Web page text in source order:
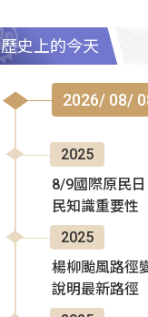
歷史上的今天
2026/ 08/
2025
8/9國際原民
民知識重要性
2025
楊柳颱風路徑
說明最新路徑